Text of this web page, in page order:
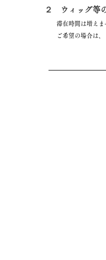
２ ウィッグ等
滞在時間は増え
ご希望の場合は、ど